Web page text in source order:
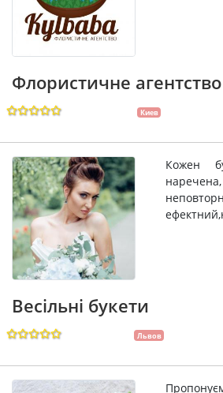
Флористичне
Киев
Кожен
Весільні букети
Львов